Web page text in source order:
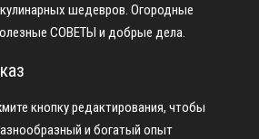
шедевров. Огородные
СОВЕТЫ и добрые дела.
кнопку редактирования, чтобы
и богатый опыт